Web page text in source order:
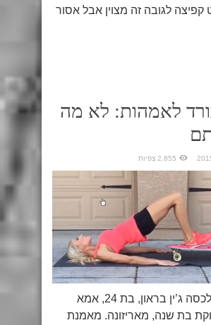
קפיצה לגובה זה מצוין אבל אסור
לאמהות: לא מה
2,855 צפיות
הכירו את אלכסה ג’ין בראון, בת 24, אמא
בת שנה, מאריזונה. מאמנת